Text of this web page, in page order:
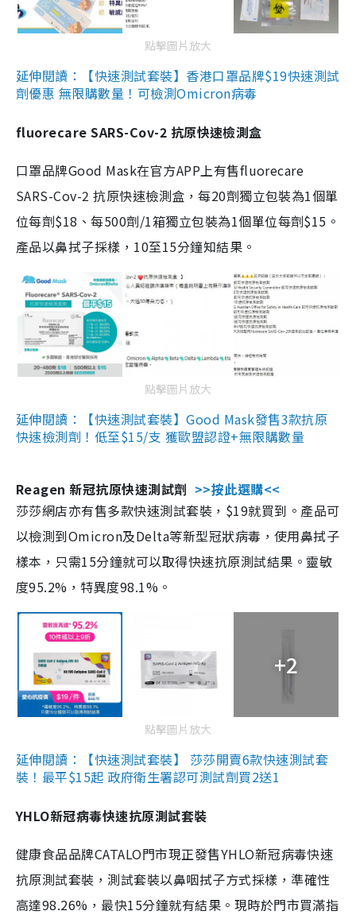
點擊圖片放大
延伸閱讀：【快速測試套裝】香港口罩品牌$19快速測試
劑優惠 無限購數量！可檢測Omicron病毒
fluorecare SARS-Cov-2 抗原快速檢測盒
口罩品牌Good Mask在官方APP上有售fluorecare
SARS-Cov-2 抗原快速檢測盒，每20劑獨立包裝為1個單
位每劑$18、每500劑/1箱獨立包裝為1個單位每劑$15。
產品以鼻拭子採樣，10至15分鐘知結果。
點擊圖片放大
延伸閱讀：【快速測試套裝】Good Mask發售3款抗原
快速檢測劑！低至$15/支 獲歐盟認證+無限購數量
Reagen 新冠抗原快速測試劑 >>按此選購<<
莎莎網店亦有售多款快速測試套裝，$19就買到。產品可
以檢測到Omicron及Delta等新型冠狀病毒，使用鼻拭子
樣本，只需15分鐘就可以取得快速抗原測試結果。靈敏
度95.2%，特異度98.1%。
+2
點擊圖片放大
延伸閱讀：【快速測試套裝】 莎莎開賣6款快速測試套
裝！最平$15起 政府衛生署認可測試劑買2送1
YHLO新冠病毒快速抗原測試套裝
健康食品品牌CATALO門市現正發售YHLO新冠病毒快速
抗原測試套裝，測試套裝以鼻咽拭子方式採樣，準確性
高達98.26%，最快15分鐘就有結果。現時於門市買滿指